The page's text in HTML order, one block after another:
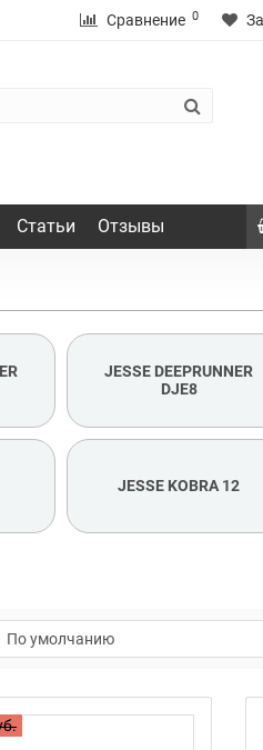
Сравнение 0
Статьи Отзывы
JESSE DEEPRUNNER
DJE8
JESSE KOBRA 12